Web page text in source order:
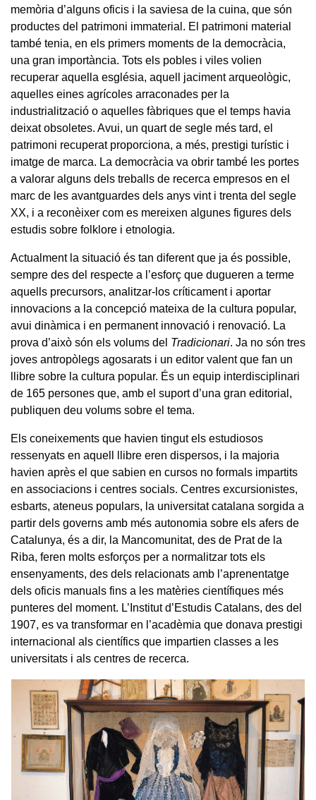
memòria d’alguns oficis i la saviesa de la cuina, que són
productes del patrimoni immaterial. El patrimoni material
també tenia, en els primers moments de la democràcia,
una gran importància. Tots els pobles i viles volien
recuperar aquella església, aquell jaciment arqueològic,
aquelles eines agrícoles arraconades per la
industrialització o aquelles fàbriques que el temps havia
deixat obsoletes. Avui, un quart de segle més tard, el
patrimoni recuperat proporciona, a més, prestigi turístic i
imatge de marca. La democràcia va obrir també les portes
a valorar alguns dels treballs de recerca empresos en el
marc de les avantguardes dels anys vint i trenta del segle
XX, i a reconèixer com es mereixen algunes figures dels
estudis sobre folklore i etnologia.
Actualment la situació és tan diferent que ja és possible,
sempre des del respecte a l’esforç que dugueren a terme
aquells precursors, analitzar-los críticament i aportar
innovacions a la concepció mateixa de la cultura popular,
avui dinàmica i en permanent innovació i renovació. La
prova d’això són els volums del Tradicionari. Ja no són tres
joves antropòlegs agosarats i un editor valent que fan un
llibre sobre la cultura popular. És un equip interdisciplinari
de 165 persones que, amb el suport d’una gran editorial,
publiquen deu volums sobre el tema.
Els coneixements que havien tingut els estudiosos
ressenyats en aquell llibre eren dispersos, i la majoria
havien après el que sabien en cursos no formals impartits
en associacions i centres socials. Centres excursionistes,
esbarts, ateneus populars, la universitat catalana sorgida a
partir dels governs amb més autonomia sobre els afers de
Catalunya, és a dir, la Mancomunitat, des de Prat de la
Riba, feren molts esforços per a normalitzar tots els
ensenyaments, des dels relacionats amb l’aprenentatge
dels oficis manuals fins a les matèries científiques més
punteres del moment. L’Institut d’Estudis Catalans, des del
1907, es va transformar en l’acadèmia que donava prestigi
internacional als científics que impartien classes a les
universitats i als centres de recerca.